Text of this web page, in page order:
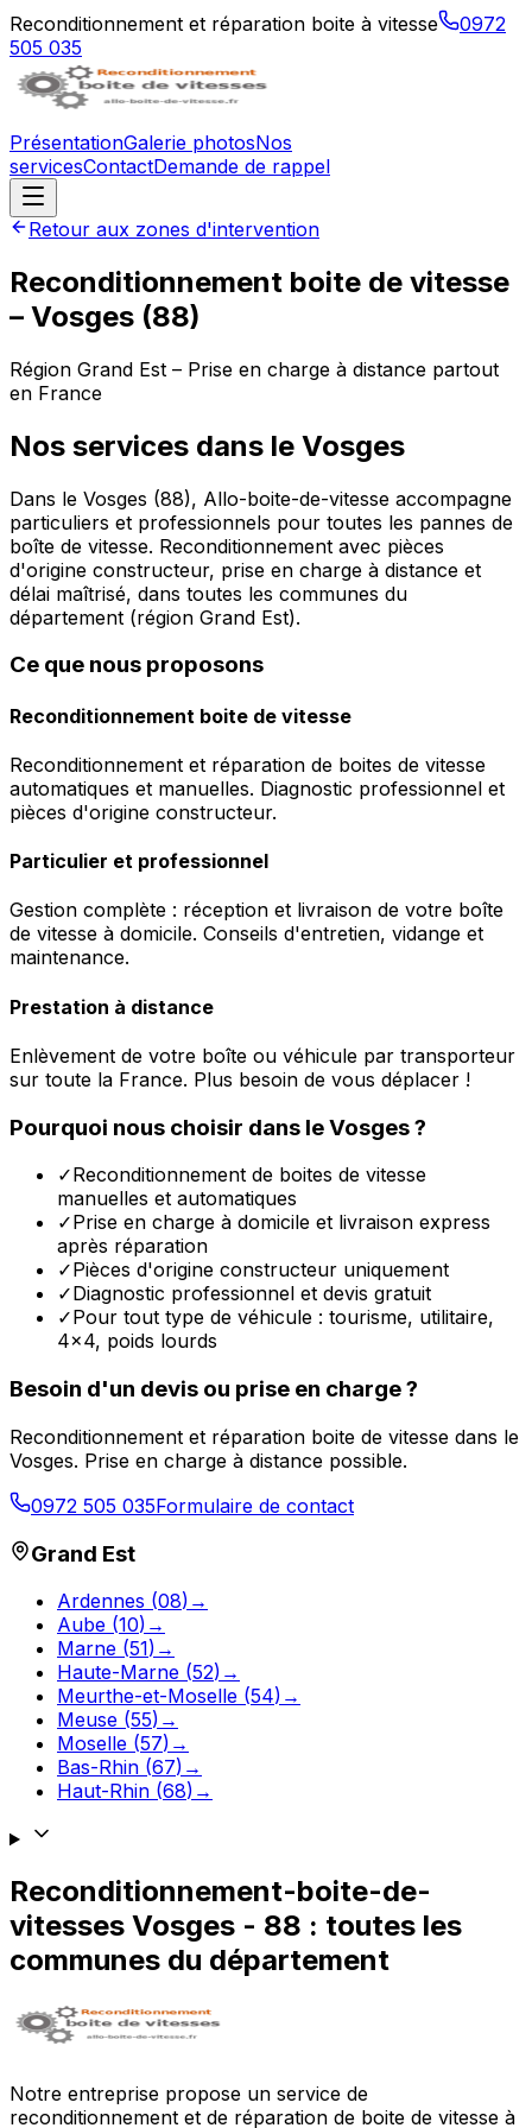
Reconditionnement et réparation boite à vitesse
0972
505 035
PrésentationGalerie photosNos
servicesContactDemande de rappel
Retour aux zones d'intervention
Reconditionnement boite de vitesse
– Vosges (88)
Région Grand Est – Prise en charge à distance partout
en France
Nos services dans le Vosges
Dans le Vosges (88), Allo-boite-de-vitesse accompagne
particuliers et professionnels pour toutes les pannes de
boîte de vitesse. Reconditionnement avec pièces
d'origine constructeur, prise en charge à distance et
délai maîtrisé, dans toutes les communes du
département (région Grand Est).
Ce que nous proposons
Reconditionnement boite de vitesse
Reconditionnement et réparation de boites de vitesse
automatiques et manuelles. Diagnostic professionnel et
pièces d'origine constructeur.
Particulier et professionnel
Gestion complète : réception et livraison de votre boîte
de vitesse à domicile. Conseils d'entretien, vidange et
maintenance.
Prestation à distance
Enlèvement de votre boîte ou véhicule par transporteur
sur toute la France. Plus besoin de vous déplacer !
Pourquoi nous choisir dans leVosges?
✓Reconditionnement de boites de vitesse
manuelles et automatiques
✓Prise en charge à domicile et livraison express
après réparation
✓Pièces d'origine constructeur uniquement
✓Diagnostic professionnel et devis gratuit
✓Pour tout type de véhicule : tourisme, utilitaire,
4x4, poids lourds
Besoin d'un devis ou prise en charge ?
Reconditionnement et réparation boite de vitesse dans le
Vosges. Prise en charge à distance possible.
0972 505 035Formulaire de contact
Grand Est
Ardennes (08) →
Aube (10) →
Marne (51) →
Haute-Marne (52) →
Meurthe-et-Moselle (54) →
Meuse (55) →
Moselle (57) →
Bas-Rhin (67) →
Haut-Rhin (68) →
Reconditionnement-boite-de-
vitesses Vosges - 88 : toutes les
communes du département
Notre entreprise propose un service de
reconditionnement et de réparation de boite de vitesse à